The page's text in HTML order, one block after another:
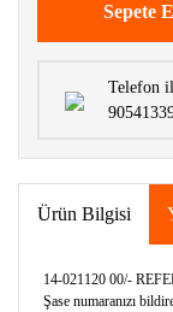
Sepete
Telefon
Ürün Bilgisi
14-021120 00/-
Şase numaranızı